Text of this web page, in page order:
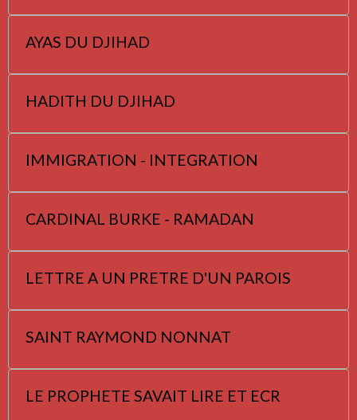
AYAS DU DJIHAD
HADITH DU DJIHAD
IMMIGRATION - INTEGRATION
CARDINAL BURKE - RAMADAN
LETTRE A UN PRETRE D'UN PAROIS
SAINT RAYMOND NONNAT
LE PROPHETE SAVAIT LIRE ET ECR